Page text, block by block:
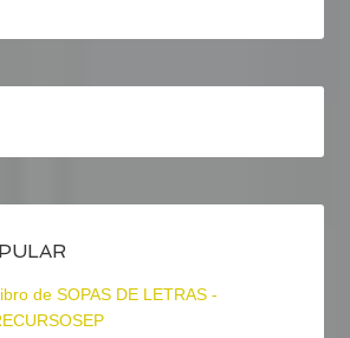
de SOPAS DE LETRAS -